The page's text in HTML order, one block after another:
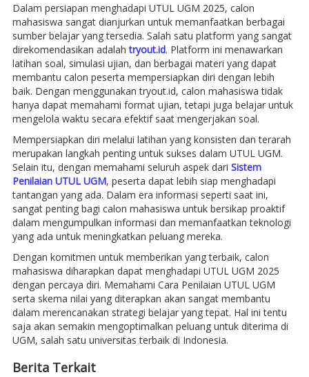
Dalam persiapan menghadapi UTUL UGM 2025, calon
mahasiswa sangat dianjurkan untuk memanfaatkan berbagai
sumber belajar yang tersedia. Salah satu platform yang sangat
direkomendasikan adalahtryout.id. Platform ini menawarkan
latihan soal, simulasi ujian, dan berbagai materi yang dapat
membantu calon peserta mempersiapkan diri dengan lebih
baik. Dengan menggunakan tryout.id, calon mahasiswa tidak
hanya dapat memahami format ujian, tetapi juga belajar untuk
mengelola waktu secara efektif saat mengerjakan soal.
Mempersiapkan diri melalui latihan yang konsisten dan terarah
merupakan langkah penting untuk sukses dalam UTUL UGM.
Selain itu, dengan memahami seluruh aspek dari Sistem
Penilaian UTUL UGM, peserta dapat lebih siap menghadapi
tantangan yang ada. Dalam era informasi seperti saat ini,
sangat penting bagi calon mahasiswa untuk bersikap proaktif
dalam mengumpulkan informasi dan memanfaatkan teknologi
yang ada untuk meningkatkan peluang mereka.
Dengan komitmen untuk memberikan yang terbaik, calon
mahasiswa diharapkan dapat menghadapi UTUL UGM 2025
dengan percaya diri. Memahami Cara Penilaian UTUL UGM
serta skema nilai yang diterapkan akan sangat membantu
dalam merencanakan strategi belajar yang tepat. Hal ini tentu
saja akan semakin mengoptimalkan peluang untuk diterima di
UGM, salah satu universitas terbaik di Indonesia.
Berita Terkait